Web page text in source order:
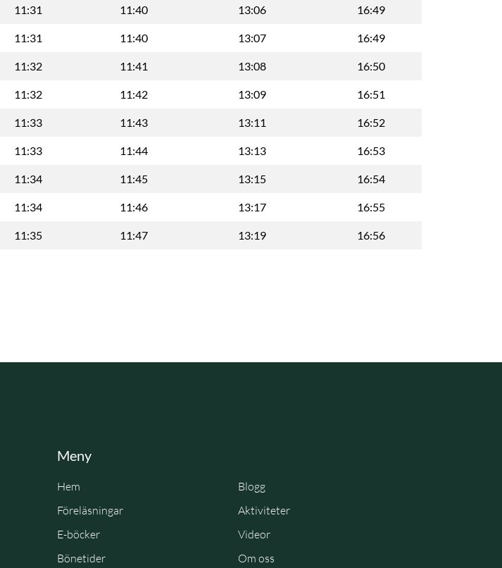
11:31 11:40 13:06 16:49
11:31 11:40 13:07 16:49
11:32 11:41 13:08 16:50
11:32 11:42 13:09 16:51
11:33 11:43 13:11 16:52
11:33 11:44 13:13 16:53
11:34 11:45 13:15 16:54
11:34 11:46 13:17 16:55
11:35 11:47 13:19 16:56
Meny
Hem
Blogg
Föreläsningar
Aktiviteter
E-böcker
Videor
Bönetider
Om oss